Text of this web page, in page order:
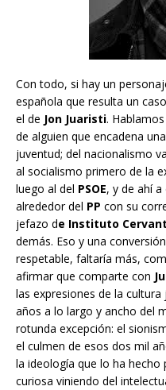
Con todo, si hay un
española que resulta un
el de Jon Juaristi.
de alguien que encadena
juventud; del nacionalismo
al socialismo primero de la
luego al del PSOE, y de ahí a
alrededor del PP con su
jefazo de Instituto
demás. Eso y una
respetable, faltaría más,
afirmar que comparte con
las expresiones de la
años a lo largo y ancho del
rotunda excepción: el
el culmen de esos dos mil
la ideología que lo ha hecho
curiosa viniendo del